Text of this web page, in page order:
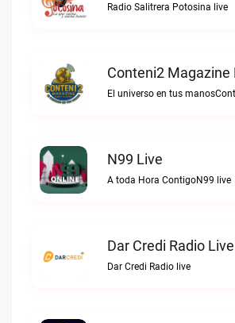
Radio Salitrera Potosina live
N99 Live
A toda Hora ContigoN99 live
Dar Credi Radio Live
Dar Credi Radio live